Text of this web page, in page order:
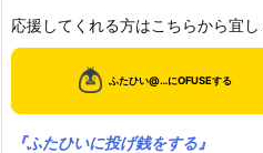
応援してくれる方はこちらから宜し
『ふたひいに投げ銭をする』